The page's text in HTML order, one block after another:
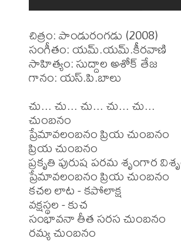
చిత్రం: పాండురంగడు (2008)
సంగీతం: యమ్.యమ్.కీరవాణి
సాహిత్యం: సుద్దాల అశోక్ తేజ
గానం: యస్.పి.బాలు
చు... చు... చు... చు... చు...
చుంబనం
ప్రేమావలంబనం ప్రియ చుంబనం
ప్రియ చుంబనం
ప్రకృతి పురుష పరమ శృంగార
ప్రేమావలంబనం ప్రియ చుంబనం
కచల లాట - కపోలాక్ష
వక్షస్థల - కుచ
సంభావనా తీత సరస చుంబనం
రమ్య చుంబనం